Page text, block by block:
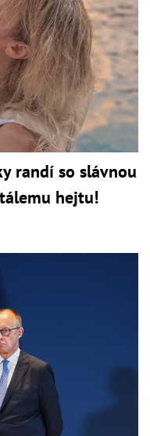
randí so slávnou
hejtu!